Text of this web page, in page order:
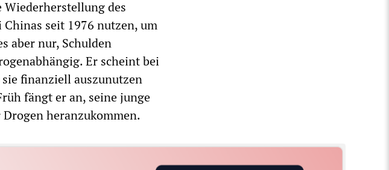
des
seit 1976 nutzen, um
aber nur, Schulden
Er scheint bei
finanziell auszunutzen
fängt er an, seine junge
heranzukommen.